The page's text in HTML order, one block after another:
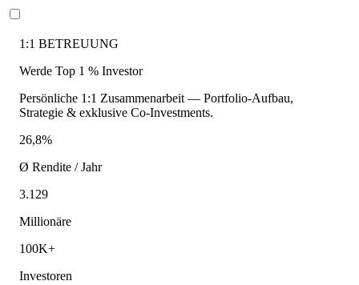
1:1 BETREUUNG
Werde Top 1 % Investor
Persönliche 1:1 Zusammenarbeit — Portfolio-Aufbau,
Strategie & exklusive Co-Investments.
26,8%
Ø Rendite / Jahr
3.129
Millionäre
100K+
Investoren